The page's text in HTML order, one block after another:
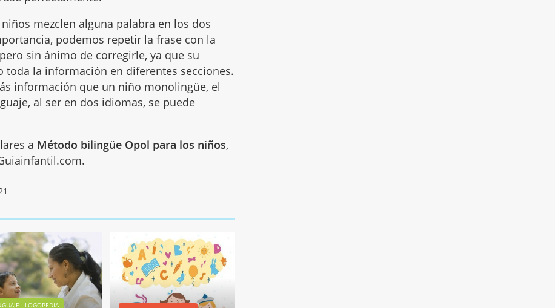
mezclen alguna palabra en los dos
podemos repetir la frase con la
sin ánimo de corregirle, ya que su
toda la información en diferentes secciones.
información que un niño monolingüe, el
al ser en dos idiomas, se puede
a Método bilingüe Opol para los niños,
- LOGOPEDIA